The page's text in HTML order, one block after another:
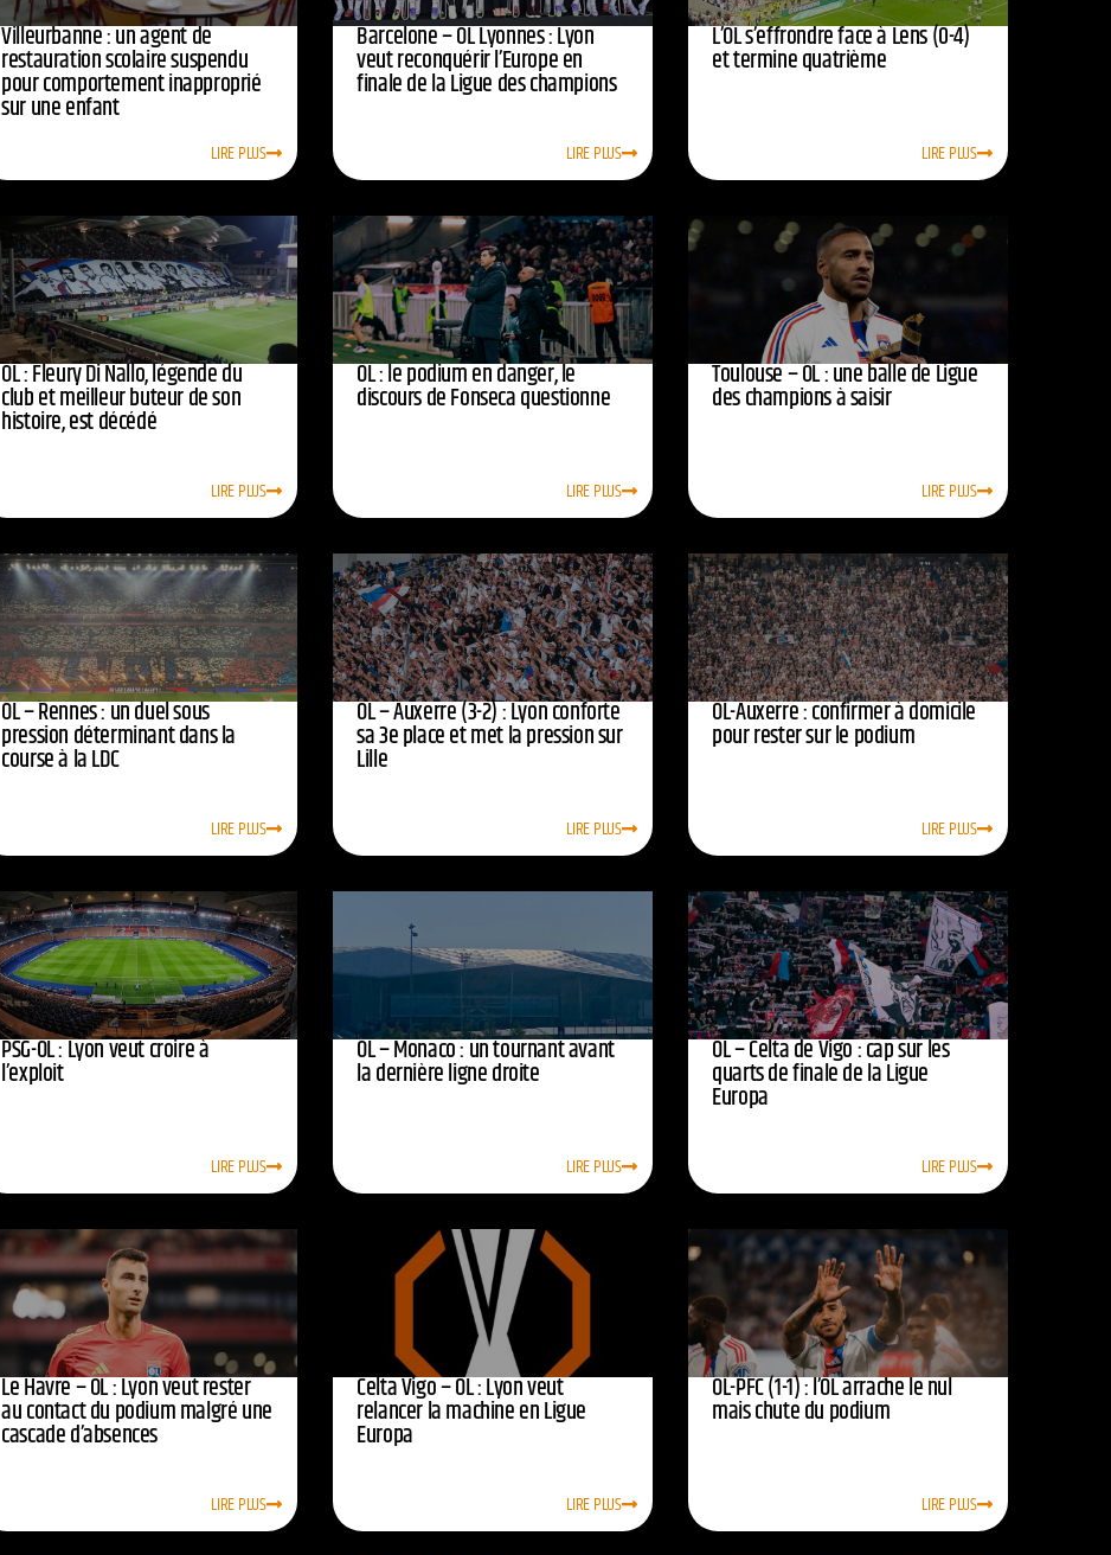
Villeurbanne : un agent de
restauration scolaire suspendu
pour comportement inapproprié
sur une enfant
LIRE PLUS
Barcelone – OL Lyonnes : Lyon
veut reconquérir l’Europe en
finale de la Ligue des champions
LIRE PLUS
L’OL s’effrondre face à Lens (0-4)
et termine quatrième
LIRE PLUS
OL : Fleury Di Nallo, légende du
club et meilleur buteur de son
histoire, est décédé
LIRE PLUS
OL : le podium en danger, le
discours de Fonseca questionne
LIRE PLUS
Toulouse – OL : une balle de Ligue
des champions à saisir
LIRE PLUS
OL – Rennes : un duel sous
pression déterminant dans la
course à la LDC
LIRE PLUS
OL – Auxerre (3-2) : Lyon conforte
sa 3e place et met la pression sur
Lille
LIRE PLUS
OL-Auxerre : confirmer à domicile
pour rester sur le podium
LIRE PLUS
PSG-OL : Lyon veut croire à
l’exploit
LIRE PLUS
OL – Monaco : un tournant avant
la dernière ligne droite
LIRE PLUS
OL – Celta de Vigo : cap sur les
quarts de finale de la Ligue
Europa
LIRE PLUS
Le Havre – OL : Lyon veut rester
au contact du podium malgré une
cascade d’absences
LIRE PLUS
Celta Vigo – OL : Lyon veut
relancer la machine en Ligue
Europa
LIRE PLUS
OL-PFC (1-1) : l’OL arrache le nul
mais chute du podium
LIRE PLUS